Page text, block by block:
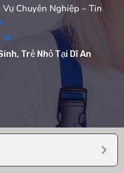
Chuyên Nghiệp – Tin
Trẻ Nhỏ Tại Dĩ An